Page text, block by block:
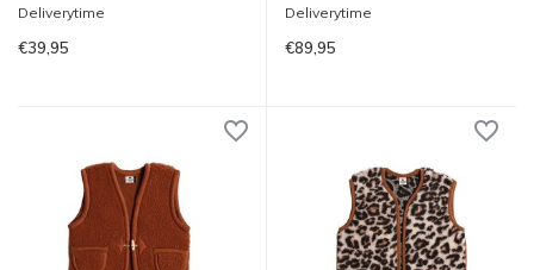
Deliverytime
€39,95
Deliverytime
€89,95